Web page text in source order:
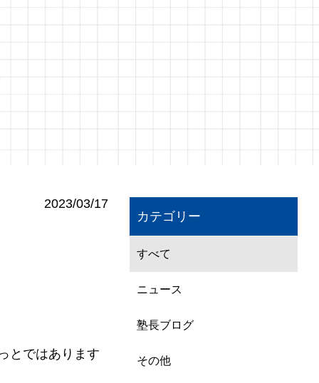
2023/03/17
とではあります
カテゴリー
すべて
ニュース
塾長ブログ
その他